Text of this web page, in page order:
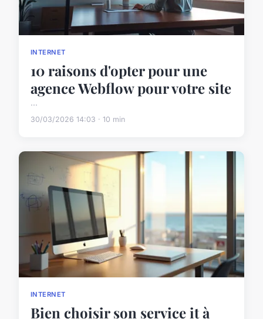
INTERNET
10 raisons d'opter pour une
agence Webflow pour votre site
...
30/03/2026 14:03 · 10 min
INTERNET
Bien choisir son service it à